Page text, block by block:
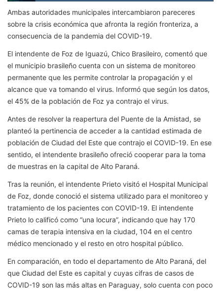
Ambas autoridades municipales intercambiaron pareceres
sobre la crisis económica que afronta la región fronteriza, a
consecuencia de la pandemia del COVID-19.
El intendente de Foz de Iguazú, Chico Brasileiro, comentó que
el municipio brasileño cuenta con un sistema de monitoreo
permanente que les permite controlar la propagación y el
alcance que va tomando el virus. Informó que según los datos,
el 45% de la población de Foz ya contrajo el virus.
Antes de resolver la reapertura del Puente de la Amistad, se
planteó la pertinencia de acceder a la cantidad estimada de
población de Ciudad del Este que contrajo el COVID-19. En ese
sentido, el intendente brasileño ofreció cooperar para la toma
de muestras en la capital de Alto Paraná.
Tras la reunión, el intendente Prieto visitó el Hospital Municipal
de Foz, donde conoció el sistema utilizado para el monitoreo y
tratamiento de los pacientes con COVID-19. El intendente
Prieto lo calificó como “una locura”, indicando que hay 170
camas de terapia intensiva en la ciudad, 104 en el centro
médico mencionado y el resto en otro hospital público.
En comparación, en todo el departamento de Alto Paraná, del
que Ciudad del Este es capital y cuyas cifras de casos de
COVID-19 son las más altas en Paraguay, solo cuenta con poco